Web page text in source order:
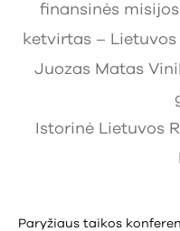
finansinės
ketvirtas –
Juozas Matas
Istorinė Lietuvos
Paryžiaus taikos